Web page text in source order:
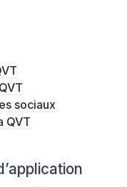
sociaux
QVT